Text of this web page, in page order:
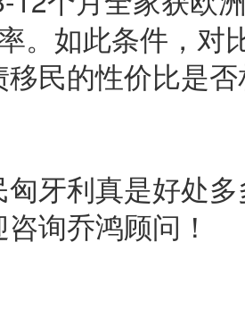
。如此条件，对
民的性价比是
牙利真是好处
询乔鸿顾问！